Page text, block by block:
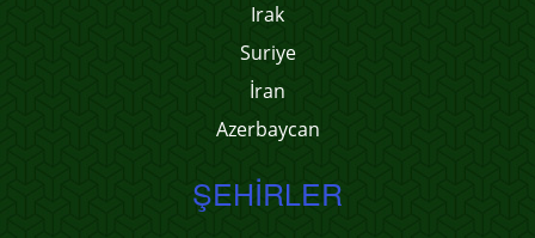
Irak
Suriye
İran
Azerbaycan
ŞEHIRLER